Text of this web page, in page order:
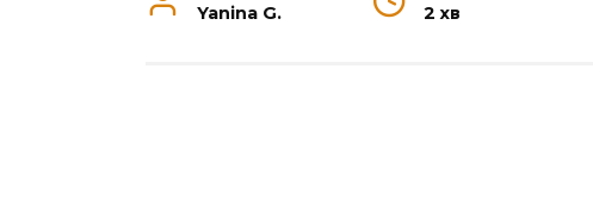
Yanina G. 2 хв